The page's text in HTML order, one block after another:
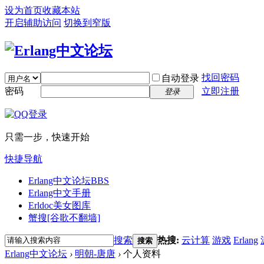
设为首页收藏本站
开启辅助访问 切换到窄版
自动登录 找回密码
密码
登录 立即注册
只需一步，快速开始
快捷导航
Erlang中文论坛BBS
Erlang中文手册
Erldoc美女图库
蟹搜[谷歌不翻墙]
搜索 搜索 热搜: 云计算 游戏 Erlang
Erlang中文论坛 › 明朝-唐唐 › 个人资料